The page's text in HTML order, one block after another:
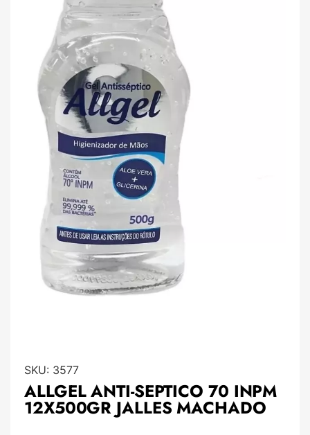
SKU: 3577
ALLGEL ANTI-SEPTICO 70 INPM
12X500GR JALLES MACHADO